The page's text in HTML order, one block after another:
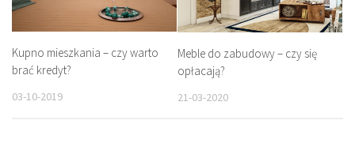
Kupno mieszkania – czy warto
brać kredyt?
03-10-2019
Meble do zabudowy – czy się
opłacają?
21-03-2020